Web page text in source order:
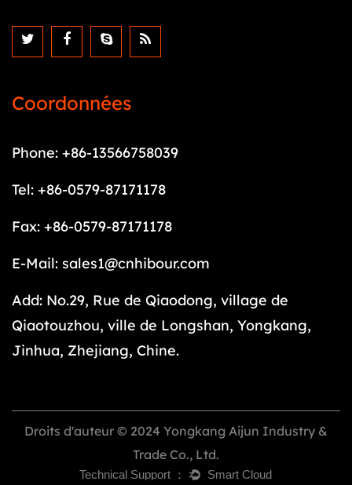
Coordonnées
Phone: +86-13566758039
Tel: +86-0579-87171178
Fax: +86-0579-87171178
E-Mail: sales1@cnhibour.com
Add: No.29, Rue de Qiaodong, village de
Qiaotouzhou, ville de Longshan, Yongkang,
Jinhua, Zhejiang, Chine.
Droits d'auteur © 2024 Yongkang Aijun Industry &
Trade Co., Ltd.